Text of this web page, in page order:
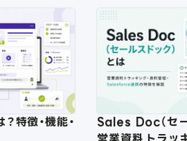
特徴・機能・
Sales Doc（セー